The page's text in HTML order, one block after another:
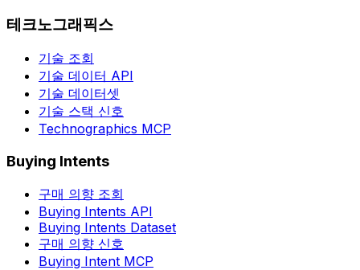
테크노그래픽스
기술 조회
기술 데이터 API
기술 데이터셋
기술 스택 신호
Technographics MCP
Buying Intents
구매 의향 조회
Buying Intents API
Buying Intents Dataset
구매 의향 신호
Buying Intent MCP